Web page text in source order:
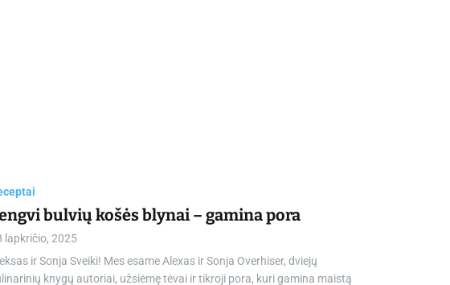
bulvių košės blynai – gamina pora
lapkričio, 2025
ir Sonja Sveiki! Mes esame Alexas ir Sonja Overhiser, dviejų
knygų autoriai, užsiėmę tėvai ir tikroji pora, kuri gamina maistą